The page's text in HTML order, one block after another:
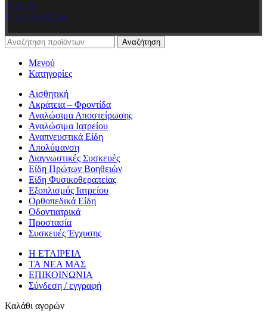
Όροι &
Προϋποθέσεις
Αναζήτηση
Μενού
Κατηγορίες
Αισθητική
Ακράτεια – Φροντίδα
Αναλώσιμα Αποστείρωσης
Αναλώσιμα Ιατρείου
Αναπνευστικά Είδη
Απολύμανση
Διαγνωστικές Συσκευές
Είδη Πρώτων Βοηθειών
Είδη Φυσικοθεραπείας
Εξοπλισμός Ιατρείου
Ορθοπεδικά Είδη
Οδοντιατρικά
Προστασία
Συσκευές Έγχυσης
Η ΕΤΑΙΡΕΙΑ
ΤΑ ΝΕΑ ΜΑΣ
ΕΠΙΚΟΙΝΩΝΙΑ
Σύνδεση / εγγραφή
Καλάθι αγορών